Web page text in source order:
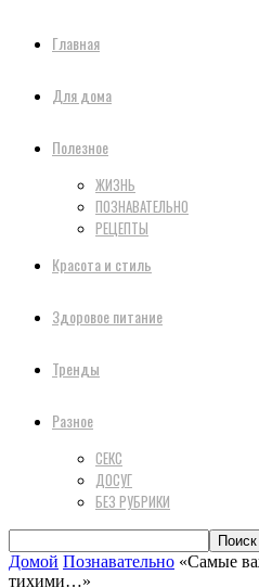
Главная
Для дома
Полезное
ЖИЗНЬ
ПОЗНАВАТЕЛЬНО
РЕЦЕПТЫ
Красота и стиль
Здоровое питание
Тренды
Разное
СЕКС
ДОСУГ
БЕЗ РУБРИКИ
Домой Познавательно «Самые
тихими…»